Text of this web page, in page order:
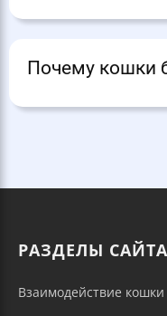
Почему кошки
РАЗДЕЛЫ САЙТА
Взаимодействие